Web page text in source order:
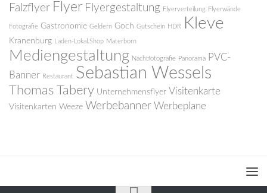
Falzflyer Flyer Flyergestaltung Flyerverteilung Flyerwände
Fotografie Gastronomie Geldern Goch Gutschein HDR Kleve
Kranenburg Laden-Lokal.Shop Materborn
Mediengestaltung Nachtfotografie Panorama PVC-
Banner Restaurant Sebastian Wessels
Thomas Tabery Unternehmensflyer Visitenkarte
Visitenkarten Weeze Werbebanner Werbeplane